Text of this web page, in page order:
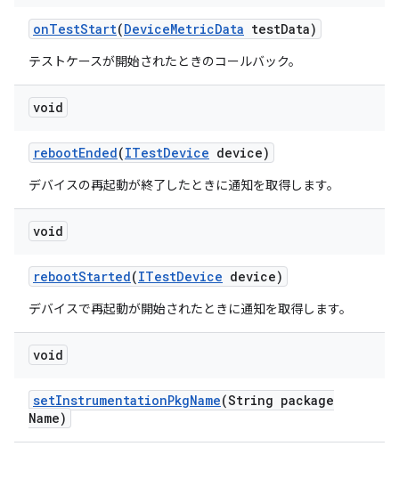
onTestStart(DeviceMetricData testData)
テストケースが開始されたときのコールバック。
void
rebootEnded(ITestDevice device)
デバイスの再起動が終了したときに通知を取得します。
void
rebootStarted(ITestDevice device)
デバイスで再起動が開始されたときに通知を取得します。
void
setInstrumentationPkgName(String package
Name)